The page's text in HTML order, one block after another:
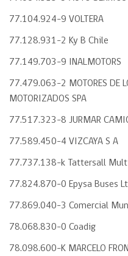
77.104.924-9 VOLTERA
77.128.931-2 Ky B Chile
77.149.703-9 INALMOTORS
77.479.063-2 MOTORES DE
MOTORIZADOS SPA
77.517.323-8 JURMAR
77.589.450-4 VIZCAYA S A
77.737.138-k Tattersall
77.824.870-0 Epysa Buses
77.869.040-3 Comercial
78.068.830-0 Coadig
78.098.600-K MARCELO